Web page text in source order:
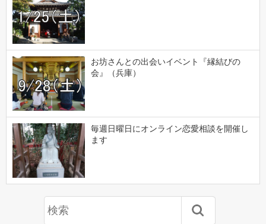
お坊さんとの出会いイベント『縁結びの
会』（兵庫）
毎週日曜日にオンライン恋愛相談を開催し
ます